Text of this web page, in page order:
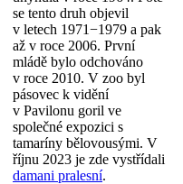
se tento druh objevil
v letech 1971−1979 a pak
až v roce 2006. První
mládě bylo odchováno
v roce 2010. V zoo byl
pásovec k vidění
v Pavilonu goril ve
společné expozici s
tamaríny bělovousými. V
říjnu 2023 je zde vystřídali
damani pralesní.